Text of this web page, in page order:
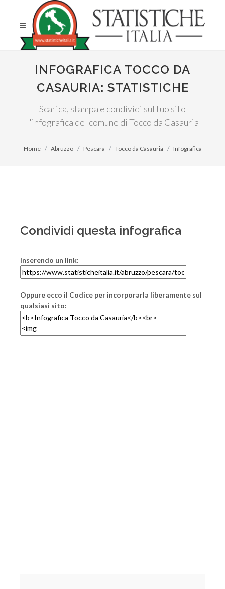
INFOGRAFICA TOCCO DA
CASAURIA: STATISTICHE
Scarica, stampa e condividi sul tuo sito
l'infografica del comune di Tocco da Casauria
Home Abruzzo Pescara Tocco da Casauria Infografica
Condividi questa infografica
Inserendo un link:
Oppure ecco il Codice per incorporarla liberamente sul
qualsiasi sito: